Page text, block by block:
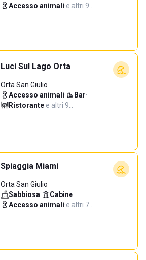
Accesso animali·e altri 9…
Luci Sul Lago Orta
Orta San Giulio
Accesso animali· Bar·
Ristorante·e altri 9…
Spiaggia Miami
Orta San Giulio
Sabbiosa· Cabine·
Accesso animali·e altri 7…